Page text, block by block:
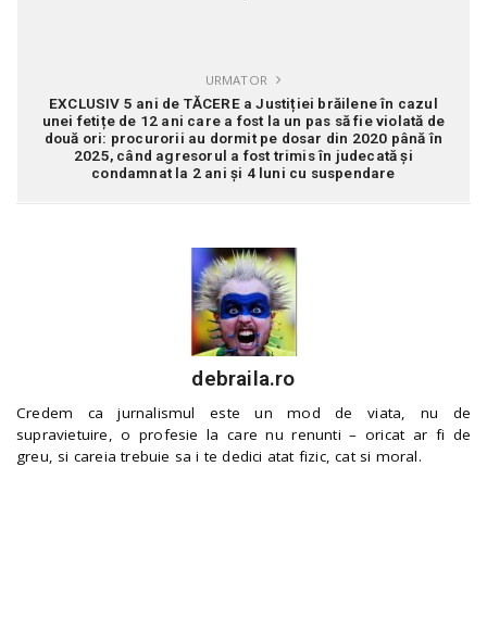
URMATOR
EXCLUSIV 5 ani de TĂCERE a Justiției brăilene în cazul
unei fetițe de 12 ani care a fost la un pas să fie violată de
două ori: procurorii au dormit pe dosar din 2020 până în
2025, când agresorul a fost trimis în judecată și
condamnat la 2 ani și 4 luni cu suspendare
debraila.ro
Credem ca jurnalismul este un mod de viata, nu de
supravietuire, o profesie la care nu renunti – oricat ar fi de
greu, si careia trebuie sa i te dedici atat fizic, cat si moral.